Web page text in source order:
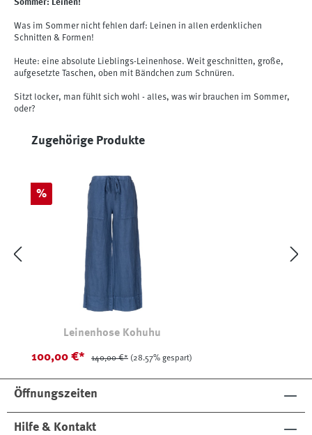
Sommer: Leinen!
Was im Sommer nicht fehlen darf: Leinen in allen erdenklichen
Schnitten & Formen!
Heute: eine absolute Lieblings-Leinenhose. Weit geschnitten, große,
aufgesetzte Taschen, oben mit Bändchen zum Schnüren.
Sitzt locker, man fühlt sich wohl - alles, was wir brauchen im Sommer,
oder?
Produktgalerie überspringen
Zugehörige Produkte
Rabatt
%
Leinenhose Kohuhu
100,00 €* 140,00 €* (28.57% gespart)
Öffnungszeiten
Hilfe & Kontakt